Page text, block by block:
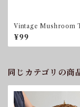
Vintage Mushroom
amp from Limburg
¥99
同じカテゴリの商